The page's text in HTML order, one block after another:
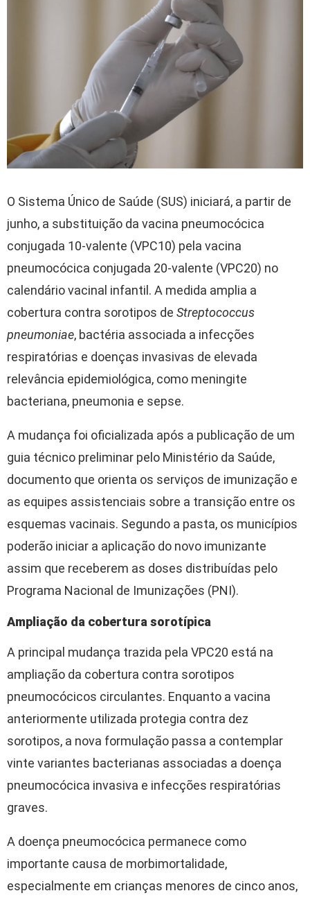
O Sistema Único de Saúde (SUS) iniciará, a partir de
junho, a substituição da vacina pneumocócica
conjugada 10-valente (VPC10) pela vacina
pneumocócica conjugada 20-valente (VPC20) no
calendário vacinal infantil. A medida amplia a
cobertura contra sorotipos de Streptococcus
pneumoniae, bactéria associada a infecções
respiratórias e doenças invasivas de elevada
relevância epidemiológica, como meningite
bacteriana, pneumonia e sepse.
A mudança foi oficializada após a publicação de um
guia técnico preliminar pelo Ministério da Saúde,
documento que orienta os serviços de imunização e
as equipes assistenciais sobre a transição entre os
esquemas vacinais. Segundo a pasta, os municípios
poderão iniciar a aplicação do novo imunizante
assim que receberem as doses distribuídas pelo
Programa Nacional de Imunizações (PNI).
Ampliação da cobertura sorotípica
A principal mudança trazida pela VPC20 está na
ampliação da cobertura contra sorotipos
pneumocócicos circulantes. Enquanto a vacina
anteriormente utilizada protegia contra dez
sorotipos, a nova formulação passa a contemplar
vinte variantes bacterianas associadas a doença
pneumocócica invasiva e infecções respiratórias
graves.
A doença pneumocócica permanece como
importante causa de morbimortalidade,
especialmente em crianças menores de cinco anos,